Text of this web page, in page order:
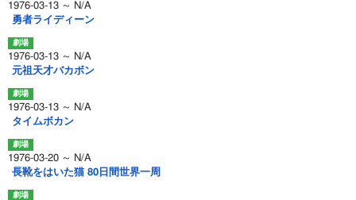
1976-03-13 ～ N/A
勇者ライディーン
1976-03-13 ～ N/A
元祖天才バカボン
1976-03-13 ～ N/A
タイムボカン
1976-03-20 ～ N/A
長靴をはいた猫 80日間世界一周